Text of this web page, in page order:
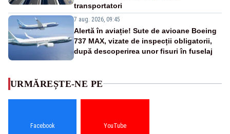
transportatori
7 aug. 2026, 09:45
Alertă în aviație! Sute de avioane Boeing
737 MAX, vizate de inspecții obligatorii,
după descoperirea unor fisuri în fuselaj
URMĂREȘTE-NE PE
Facebook YouTube